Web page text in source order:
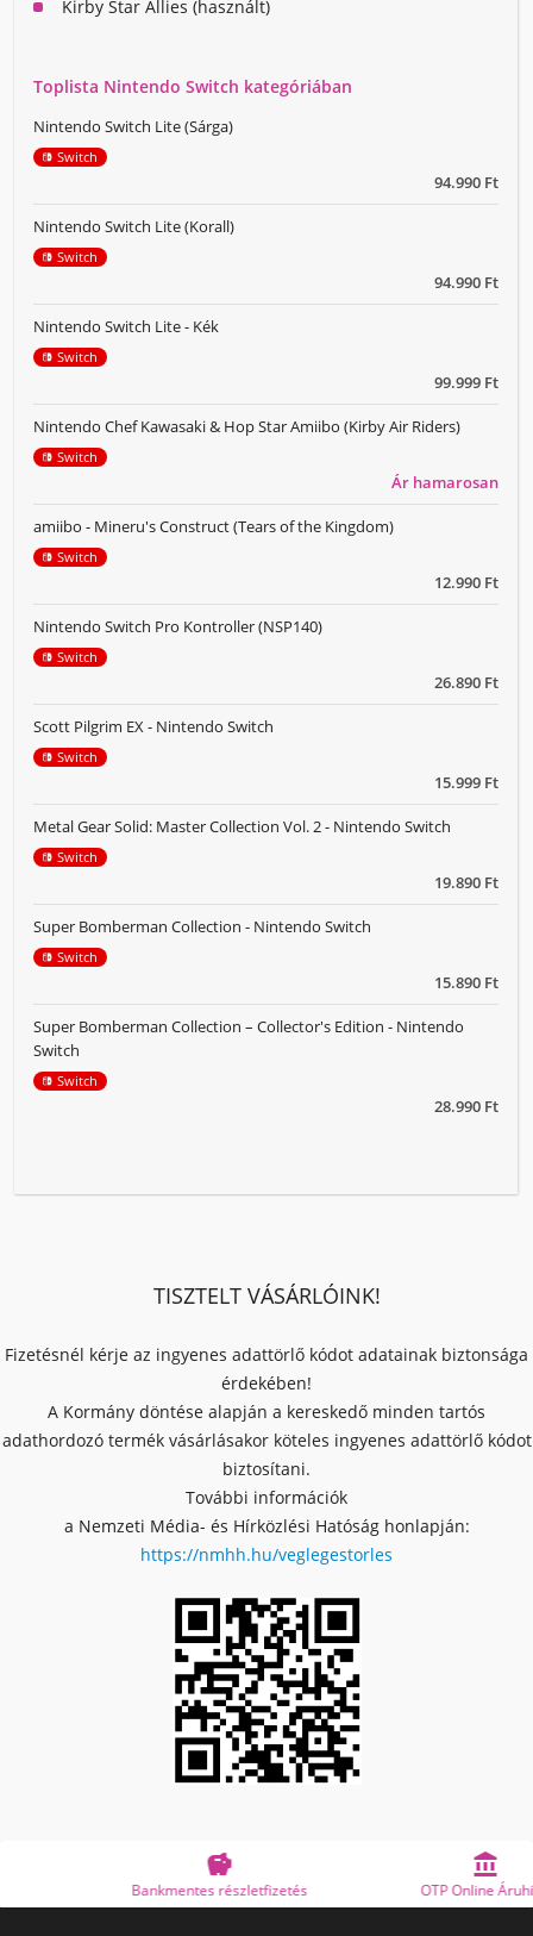
Kirby Star Allies (használt)
Toplista Nintendo Switch kategóriában
94.990 Ft
Nintendo Switch Lite (Sárga)
Switch
94.990 Ft
Nintendo Switch Lite (Korall)
Switch
99.999 Ft
Nintendo Switch Lite - Kék
Switch
Ár hamarosan
Nintendo Chef Kawasaki & Hop Star Amiibo (Kirby Air Riders)
Switch
12.990 Ft
amiibo - Mineru's Construct (Tears of the Kingdom)
Switch
26.890 Ft
Nintendo Switch Pro Kontroller (NSP140)
Switch
15.999 Ft
Scott Pilgrim EX - Nintendo Switch
Switch
19.890 Ft
Metal Gear Solid: Master Collection Vol. 2 - Nintendo Switch
Switch
15.890 Ft
Super Bomberman Collection - Nintendo Switch
Switch
28.990 Ft
Super Bomberman Collection – Collector's Edition - Nintendo
Switch
Switch
TISZTELT VÁSÁRLÓINK!
Fizetésnél kérje az ingyenes adattörlő kódot adatainak biztonsága
érdekében!
A Kormány döntése alapján a kereskedő minden tartós
adathordozó termék vásárlásakor köteles ingyenes adattörlő kódot
biztosítani.
További információk
a Nemzeti Média- és Hírközlési Hatóság honlapján:
https://nmhh.hu/veglegestorles
Bankmentes részletfizetés OTP Online Áruhitel